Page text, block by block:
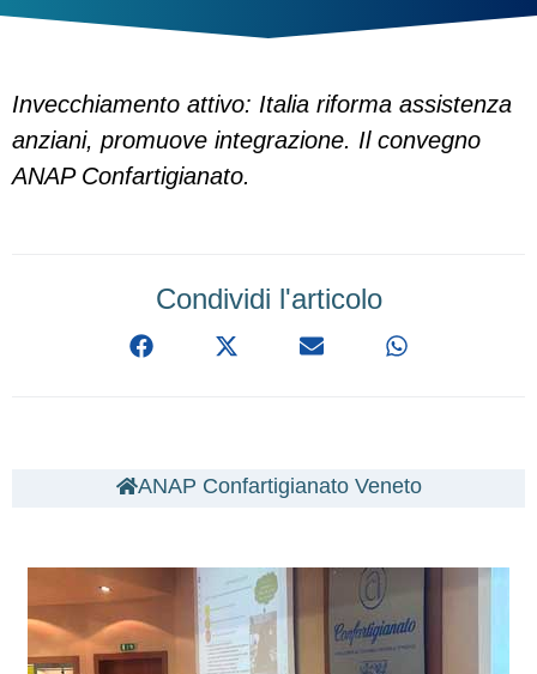
Invecchiamento attivo: Italia riforma assistenza
anziani, promuove integrazione. Il convegno
ANAP Confartigianato.
Condividi l'articolo
ANAP Confartigianato Veneto